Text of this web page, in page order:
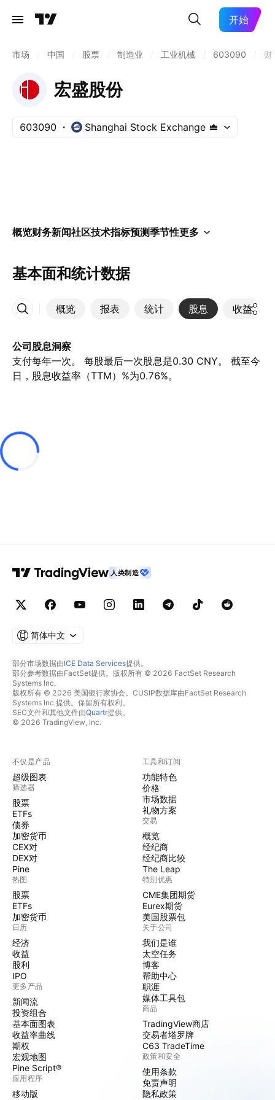
开始
市场 中国 股票 制造业 工业机械 603090 财
宏盛股份
603090 Shanghai Stock Exchange
概览财务新闻社区技术指标预测季节性更多
基本面和统计数据
概览 报表 统计 股息 收益
更多
公司股息洞察
支付每年一次。 每股最后一次股息是0.30 CNY。 截至今
日，股息收益率（TTM）%为0.76%。
人类制造
简体中文
部分市场数据由ICE Data Services提供。
部分参考数据由FactSet提供。版权所有 © 2026 FactSet Research
Systems Inc.
版权所有 © 2026 美国银行家协会。CUSIP数据库由FactSet Research
Systems Inc.提供。保留所有权利。
SEC文件和其他文件由Quartr提供。
© 2026 TradingView, Inc.
不仅是产品
超级图表
筛选器
股票
ETFs
债券
加密货币
CEX对
DEX对
Pine
热图
股票
ETFs
加密货币
日历
经济
收益
股利
IPO
更多产品
新闻流
投资组合
基本面图表
收益率曲线
期权
宏观地图
Pine Script®
应用程序
移动版
工具和订阅
功能特色
价格
市场数据
礼物方案
交易
概览
经纪商
经纪商比较
The Leap
特别优惠
CME集团期货
Eurex期货
美国股票包
关于公司
我们是谁
太空任务
博客
帮助中心
职涯
媒体工具包
商品
TradingView商店
交易者塔罗牌
C63 TradeTime
政策和安全
使用条款
免责声明
隐私政策